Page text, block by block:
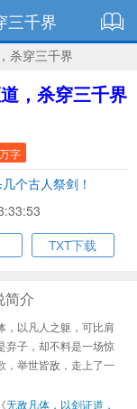
三千界
杀穿三千界
，杀穿三千界
字
个古人祭剑！
TXT下载
简介
，以凡人之躯，可比肩
弃子，却不料是一场惊
，举世皆敌，走上了一
无敌凡体，以剑证道，